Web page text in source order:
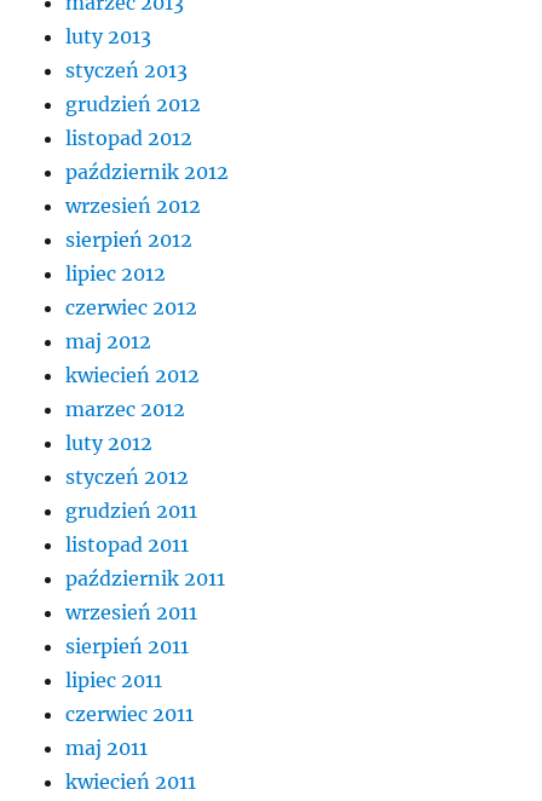
luty 2013
styczeń 2013
grudzień 2012
listopad 2012
październik 2012
wrzesień 2012
sierpień 2012
lipiec 2012
czerwiec 2012
maj 2012
kwiecień 2012
marzec 2012
luty 2012
styczeń 2012
grudzień 2011
listopad 2011
październik 2011
wrzesień 2011
sierpień 2011
lipiec 2011
czerwiec 2011
maj 2011
kwiecień 2011